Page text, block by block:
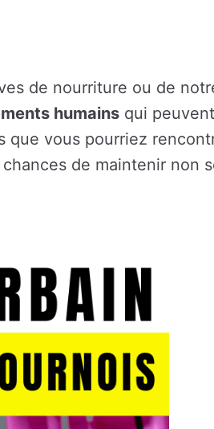
de nourriture ou de
humains qui
vous pourriez
de maintenir non